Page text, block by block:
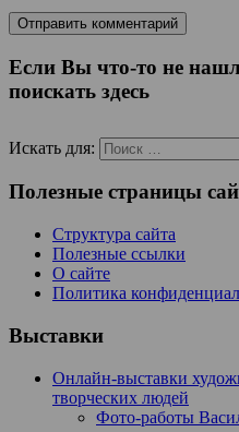
Если Вы что-то не
поискать здесь
Искать для:
Полезные страницы
Структура сайта
Полезные ссылки
О сайте
Политика
Выставки
Онлайн-выставки
творческих людей
Фото-работы